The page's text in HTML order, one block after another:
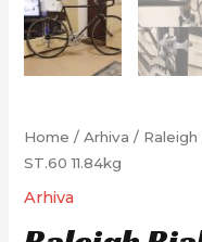
Home /Arhiva / Raleigh
ST.60 11.84kg
Arhiva